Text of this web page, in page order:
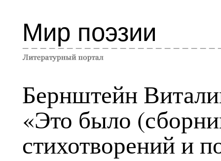
Мир поэзии
Бернштейн
«Это было
стихотворений и